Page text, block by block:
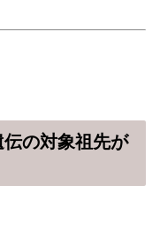
の対象祖先が